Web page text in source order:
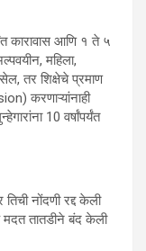
कारावास आणि १ ते ५
महिला,
तर शिक्षेचे प्रमाण
करणाऱ्यांनाही
10 वर्षांपर्यंत
नोंदणी रद्द केली
तातडीने बंद केली